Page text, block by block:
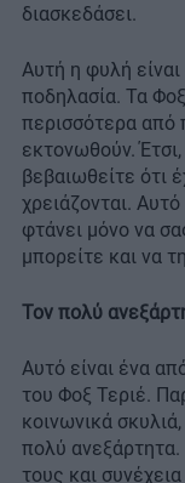
διασκεδάσει.
Αυτή η φυλή
ποδηλασία. Τα
περισσότερα από
εκτονωθούν.
βεβαιωθείτε ότι
χρειάζονται. Αυτό
φτάνει μόνο να
μπορείτε και να
Τον πολύ
Αυτό είναι ένα
του Φοξ Τεριέ.
κοινωνικά
πολύ
τους και